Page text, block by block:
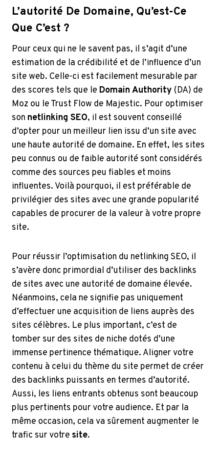
L’autorité De Domaine, Qu’est-Ce
Que C’est ?
Pour ceux qui ne le savent pas, il s’agit d’une
estimation de la crédibilité et de l’influence d’un
site web. Celle-ci est facilement mesurable par
des scores tels que le Domain Authority (DA) de
Moz ou le Trust Flow de Majestic. Pour optimiser
son netlinking SEO, il est souvent conseillé
d’opter pour un meilleur lien issu d’un site avec
une haute autorité de domaine. En effet, les sites
peu connus ou de faible autorité sont considérés
comme des sources peu fiables et moins
influentes. Voilà pourquoi, il est préférable de
privilégier des sites avec une grande popularité
capables de procurer de la valeur à votre propre
site.
Pour réussir l’optimisation du netlinking SEO, il
s’avère donc primordial d’utiliser des backlinks
de sites avec une autorité de domaine élevée.
Néanmoins, cela ne signifie pas uniquement
d’effectuer une acquisition de liens auprès des
sites célèbres. Le plus important, c’est de
tomber sur des sites de niche dotés d’une
immense pertinence thématique. Aligner votre
contenu à celui du thème du site permet de créer
des backlinks puissants en termes d’autorité.
Aussi, les liens entrants obtenus sont beaucoup
plus pertinents pour votre audience. Et par la
même occasion, cela va sûrement augmenter le
trafic sur votre site.